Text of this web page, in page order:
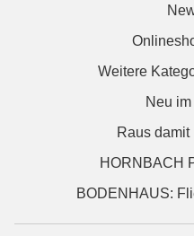
Weitere
Neu
Raus
HORNBACH
BODENHAUS: